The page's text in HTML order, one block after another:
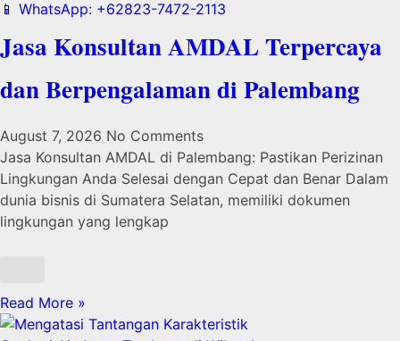
Jasa Konsultan AMDAL Terpercaya
dan Berpengalaman di Palembang
August 7, 2026 No Comments
Jasa Konsultan AMDAL di Palembang: Pastikan Perizinan
Lingkungan Anda Selesai dengan Cepat dan Benar Dalam
dunia bisnis di Sumatera Selatan, memiliki dokumen
lingkungan yang lengkap
Read More »